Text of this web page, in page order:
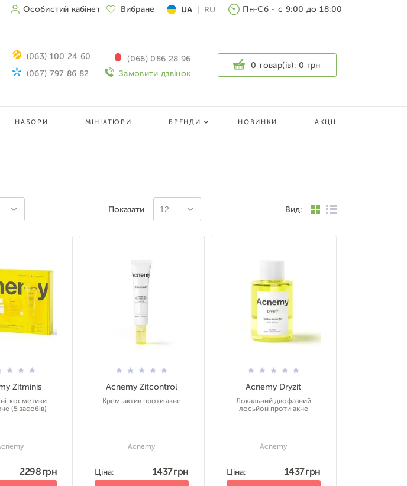
Особистий кабінет Вибране UA RU Пн-Сб - с 9:00 до 18:00
(063) 100 24 60
(066) 086 28 96
(067) 797 86 82
Замовити дзвінок
0 товар(ів): 0 грн
НАБОРИ МІНІАТЮРИ БРЕНДИ НОВИНКИ АКЦІЇ
Показати 12 Вид:
Zitminis
косметики
(5 засобів)
2298 грн
Acnemy Zitcontrol
Крем-актив проти акне
Acnemy
Ціна: 1437 грн
Acnemy Dryzit
Локальний двофазний
лосьйон проти акне
Acnemy
Ціна: 1437 грн